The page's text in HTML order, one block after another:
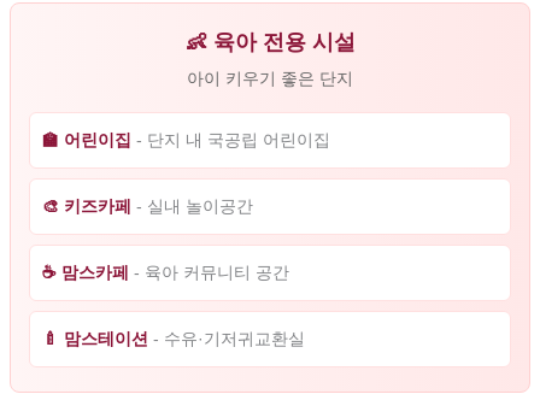
👶 육아 전용 시설
아이 키우기 좋은 단지
🏫 어린이집 - 단지 내 국공립 어린이집
🎨 키즈카페 - 실내 놀이공간
☕ 맘스카페 - 육아 커뮤니티 공간
🍼 맘스테이션 - 수유·기저귀교환실